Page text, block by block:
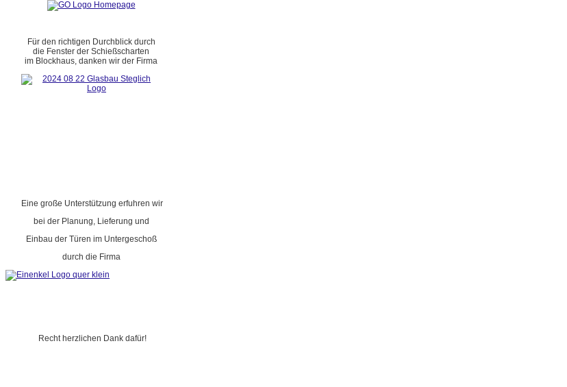
Für den richtigen Durchblick durch
die Fenster der Schießscharten
im Blockhaus, danken wir der Firma
Eine große Unterstützung erfuhren wir
bei der Planung, Lieferung und
Einbau der Türen im Untergeschoß
durch die Firma
Recht herzlichen Dank dafür!